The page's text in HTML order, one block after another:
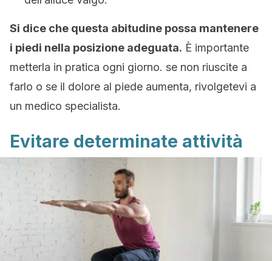
Si dice che questa abitudine possa mantenere
i piedi nella posizione adeguata. È importante
metterla in pratica ogni giorno. se non riuscite a
farlo o se il dolore al piede aumenta, rivolgetevi a
un medico specialista.
Evitare determinate attività